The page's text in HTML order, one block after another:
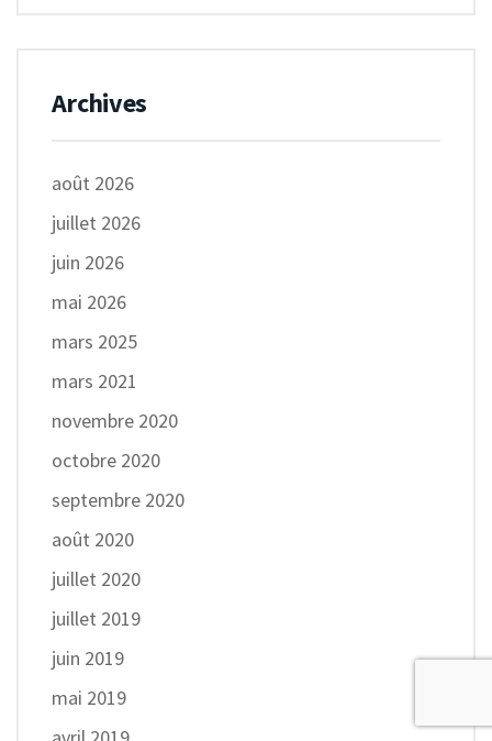
Archives
août 2026
juillet 2026
juin 2026
mai 2026
mars 2025
mars 2021
novembre 2020
octobre 2020
septembre 2020
août 2020
juillet 2020
juillet 2019
juin 2019
mai 2019